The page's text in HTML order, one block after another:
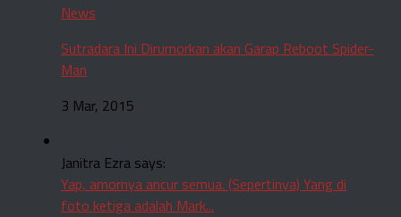
News
Sutradara Ini Dirumorkan akan Garap Reboot Spider-
Man
3 Mar, 2015
Janitra Ezra says:
Yap, amornya ancur semua. (Sepertinya) Yang di
foto ketiga adalah Mark...